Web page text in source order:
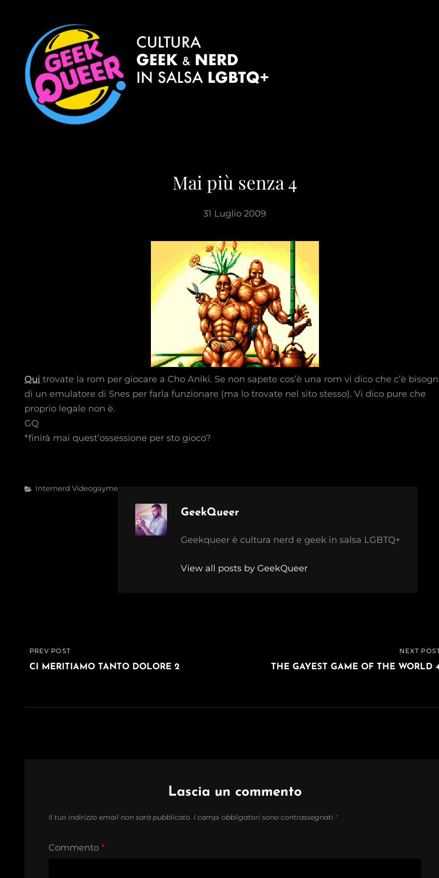
Mai più senza 4
31 Luglio 2009
Qui trovate la rom per giocare a Cho Aniki. Se non sapete cos’è una rom vi dico che c’è
di un emulatore di Snes per farla funzionare (ma lo trovate nel sito stesso). Vi dico pure che
proprio legale non è.
GQ
*finirà mai quest’ossessione per sto gioco?
Categories
Internerd Videogayme
Author:
GeekQueer
Geekqueer è cultura nerd e geek in salsa LGBTQ+
View all posts by GeekQueer
Navigazione
articoli
PREVIOUS
POST
PREV POST
CI MERITIAMO TANTO DOLORE 2
POST
NEXT
THE GAYEST GAME OF THE WORLD
Lascia un commento
Il tuo indirizzo email non sarà pubblicato. I campi obbligatori sono contrassegnati *
Commento *